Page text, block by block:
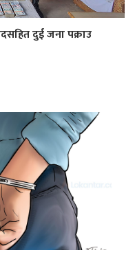
दुई जना पक्राउ